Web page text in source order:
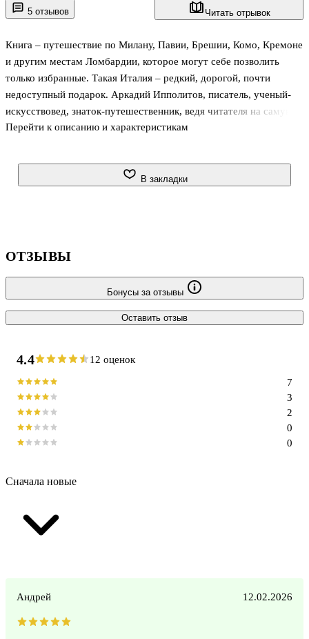
5 отзывов Читать отрывок
Книга – путешествие по Милану, Павии, Брешии, Комо, Кремоне
и другим местам Ломбардии, которое могут себе позволить
только избранные. Такая Италия – редкий, дорогой, почти
недоступный подарок. Аркадий Ипполитов, писатель, ученый-
искусствовед, знаток-путешественник, ведя читателя на самую
блестящую из всех возможных экскурсий, не только
рестораны оживают, становятся знакомы, интересны, дышат
Перейти к описанию и характеристикам
В закладки
ОТЗЫВЫ
Бонусы за отзывы
Оставить отзыв
4.4 12 оценок
0
0
2
3
7
Сначала новые
Андрей 12.02.2026